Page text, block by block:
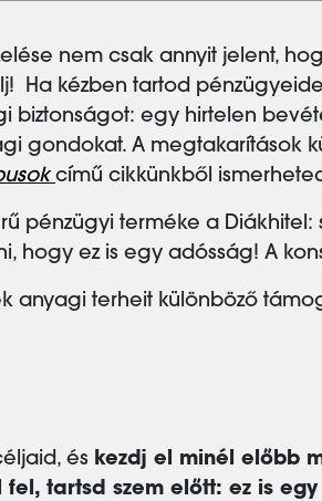
nem csak annyit jelent,
Ha kézben tartod
biztonságot: egy hirtelen
gondokat. A megtakarítások
című cikkünkből
pénzügyi terméke a
hogy ez is egy adósság! A
anyagi terheit különböző
és kezdj el minél előbb
tartsd szem előtt: ez is